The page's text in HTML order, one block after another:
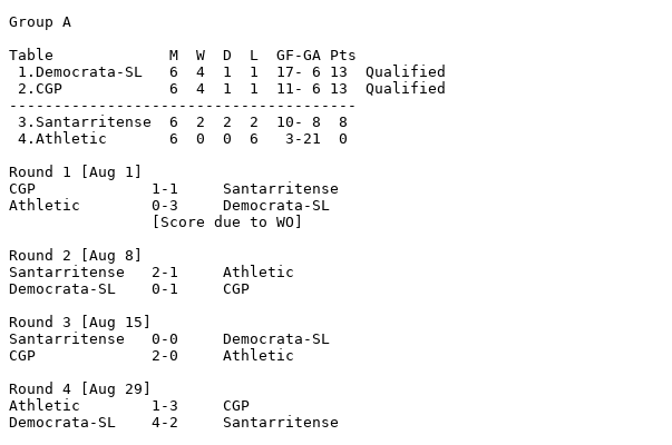
Group A
Table		  M  W  D  L  GF-GA Pts
1.Democrata-SL	  6  4  1  1  17- 6 13  Qualified
2.CGP		  6  4  1  1  11- 6 13  Qualified
---------------------------------------
3.Santarritense  6  2  2  2  10- 8  8
4.Athletic	  6  0  0  6   3-21  0
Round 1 [Aug 1]
CGP		1-1	Santarritense
Athletic	0-3	Democrata-SL
Round 2 [Aug 8]
Santarritense	2-1	Athletic
Democrata-SL	0-1	CGP
Round 3 [Aug 15]
Santarritense	0-0	Democrata-SL
CGP		2-0	Athletic
Round 4 [Aug 29]
Athletic	1-3	CGP
Democrata-SL	4-2	Santarritense